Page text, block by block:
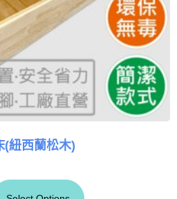
(紐西蘭松木)